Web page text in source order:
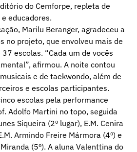
do Cemforpe, repleta de
educadores.
Marilu Beranger, agradeceu a
no projeto, que envolveu mais de
escolas. “Cada um de vocês
afirmou. A noite contou
e de taekwondo, além de
e escolas participantes.
escolas pela performance
Adolfo Martini no topo, seguida
Siqueira (2º lugar), E.M. Cenira
Armindo Freire Mármora (4º) e
(5º). A aluna Valenttina do